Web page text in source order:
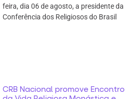
feira, dia 06 de agosto, a presidente da
Conferência dos Religiosos do Brasil
CRB Nacional promove Encontro